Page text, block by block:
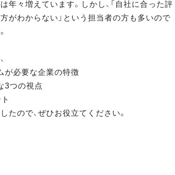
年々増えています。しかし、「自社に合った評
がわからない」という担当者の方も多いので
が必要な企業の特徴
3つの視点
たので、ぜひお役立てください。